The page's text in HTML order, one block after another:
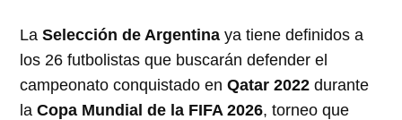
LaSelección de Argentina ya tiene definidos a
los 26 futbolistas que buscarán defender el
campeonato conquistado enQatar 2022 durante
laCopa Mundial de la FIFA 2026, torneo que